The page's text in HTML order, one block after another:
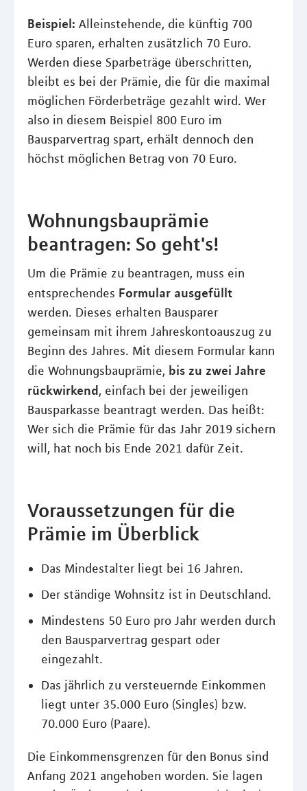
Beispiel: Alleinstehende, die künftig 700
Euro sparen, erhalten zusätzlich 70 Euro.
Werden diese Sparbeträge überschritten,
bleibt es bei der Prämie, die für die maximal
möglichen Förderbeträge gezahlt wird. Wer
also in diesem Beispiel 800 Euro im
Bausparvertrag spart, erhält dennoch den
höchst möglichen Betrag von 70 Euro.
Wohnungsbauprämie
beantragen: So geht's!
Um die Prämie zu beantragen, muss ein
entsprechendes Formular ausgefüllt
werden. Dieses erhalten Bausparer
gemeinsam mit ihrem Jahreskontoauszug zu
Beginn des Jahres. Mit diesem Formular kann
die Wohnungsbauprämie, bis zu zwei Jahre
rückwirkend, einfach bei der jeweiligen
Bausparkasse beantragt werden. Das heißt:
Wer sich die Prämie für das Jahr 2019 sichern
will, hat noch bis Ende 2021 dafür Zeit.
Voraussetzungen für die
Prämie im Überblick
Das Mindestalter liegt bei 16 Jahren.
Der ständige Wohnsitz ist in Deutschland.
Mindestens 50 Euro pro Jahr werden durch
den Bausparvertrag gespart oder
eingezahlt.
Das jährlich zu versteuernde Einkommen
liegt unter 35.000 Euro (Singles) bzw.
70.000 Euro (Paare).
Die Einkommensgrenzen für den Bonus sind
Anfang 2021 angehoben worden. Sie lagen